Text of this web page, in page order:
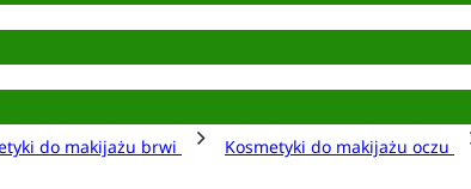
do makijażu brwi Kosmetyki do makijażu oczu